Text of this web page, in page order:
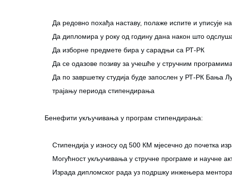
Да редовно похађа наставу, полаже испите и уписује
Да дипломира у року од годину дана након што
Да изборне предмете бира у сарадњи са РТ-РК
Да се одазове позиву за учешће у стручним програмима
Да по завршетку студија буде запослен у РТ-РК Бања
трајању периода стипендирања
Бенефити укључивања у програм стипендирања:
Стипендија у износу од 500 КМ мјесечно до почетка
Могућност укључивања у стручне програме и научне
Израда дипломског рада уз подршку инжењера ментора